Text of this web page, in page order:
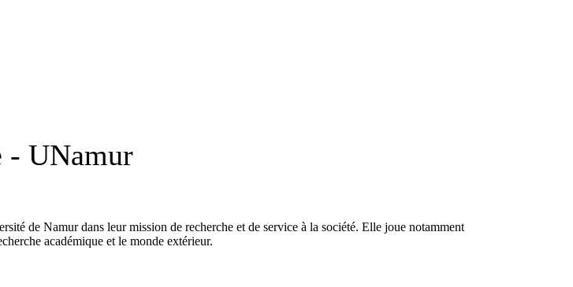
- UNamur
de Namur dans leur mission de recherche et de service à la société. Elle joue notamment
académique et le monde extérieur.